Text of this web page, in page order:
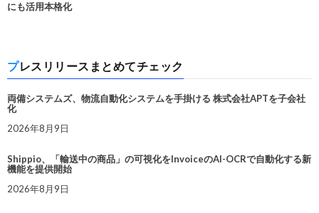
にも活用本格化
プレスリリースまとめてチェック
両備システムズ、物流自動化システムを手掛ける 株式会社APTを子会社
化
2026年8月9日
Shippio、「輸送中の商品」の可視化をInvoiceのAI-OCRで自動化する新
機能を提供開始
2026年8月9日